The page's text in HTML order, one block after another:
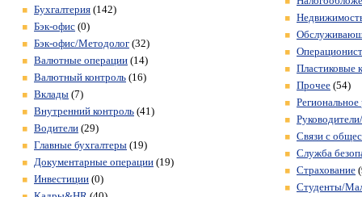
Бухгалтерия (142)
Бэк-офис (0)
Бэк-офис/Методолог (32)
Валютные операции (14)
Валютный контроль (16)
Вклады (7)
Внутренний контроль (41)
Водители (29)
Главные бухгалтеры (19)
Документарные операции (19)
Инвестиции (0)
Пластиковые
Прочее (54)
Региональное
Связи с
Служба
Страхование
Студенты/